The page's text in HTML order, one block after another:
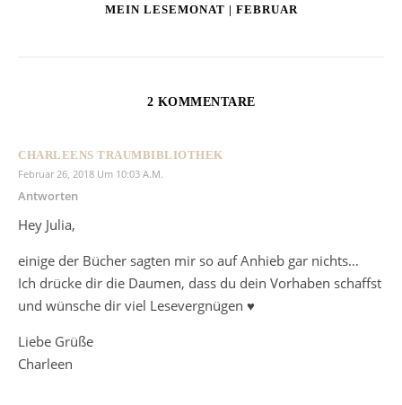
MEIN LESEMONAT | FEBRUAR
2 KOMMENTARE
CHARLEENS TRAUMBIBLIOTHEK
Februar 26, 2018 Um 10:03 A.m.
Antworten
Hey Julia,
einige der Bücher sagten mir so auf Anhieb gar nichts…
Ich drücke dir die Daumen, dass du dein Vorhaben schaffst
und wünsche dir viel Lesevergnügen ♥
Liebe Grüße
Charleen